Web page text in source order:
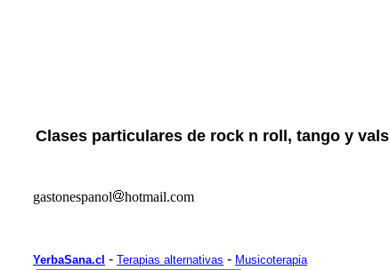
Clases particulares de rock n roll, tango y
gastonespanol hotmail.com
YerbaSana.cl - Terapias alternativas - Musicoterapia